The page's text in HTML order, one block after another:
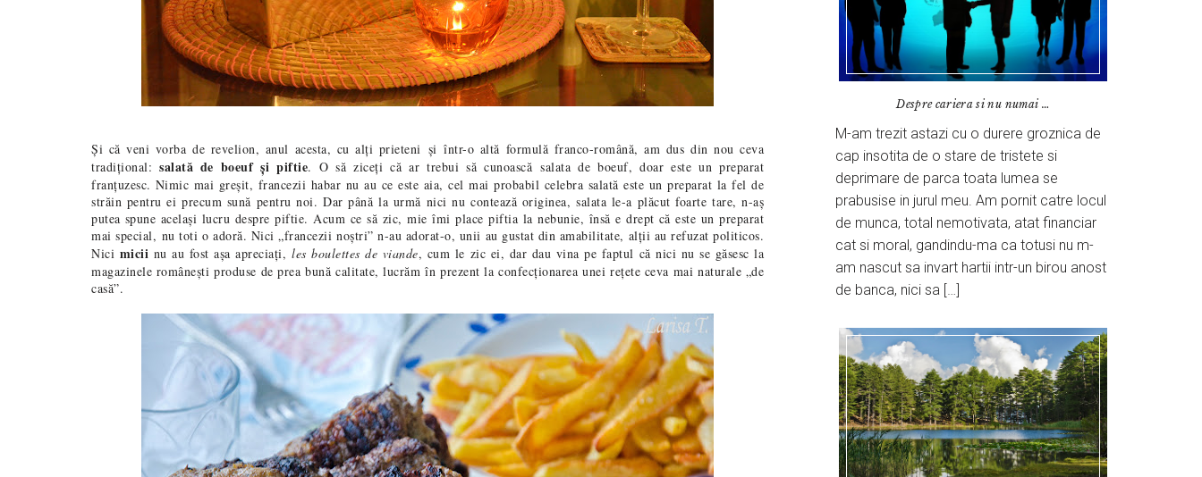
Și că veni vorba de revelion, anul acesta, cu alți prieteni și într-o altă formulă franco-română, am dus din nou ceva
tradițional: salată de boeuf și piftie. O să ziceți că ar trebui să cunoască salata de boeuf, doar este un preparat
franțuzesc. Nimic mai greșit, francezii habar nu au ce este aia, cel mai probabil celebra salată este un preparat la fel de
străin pentru ei precum sună pentru noi. Dar până la urmă nici nu contează originea, salata le-a plăcut foarte tare, n-aș
putea spune același lucru despre piftie. Acum ce să zic, mie îmi place piftia la nebunie, însă e drept că este un preparat
mai special, nu toti o adoră. Nici „francezii noștri” n-au adorat-o, unii au gustat din amabilitate, alții au refuzat politicos.
Nici micii nu au fost așa apreciați,les boulettes de viande, cum le zic ei, dar dau vina pe faptul că nici nu se găsesc la
magazinele românești produse de prea bună calitate, lucrăm în prezent la confecționarea unei rețete ceva mai naturale „de
casă”.
Despre cariera si nu numai …
M-am trezit astazi cu o durere groznica de
cap insotita de o stare de tristete si
deprimare de parca toata lumea se
prabusise in jurul meu. Am pornit catre locul
de munca, total nemotivata, atat financiar
cat si moral, gandindu-ma ca totusi nu m-
am nascut sa invart hartii intr-un birou anost
de banca, nici sa […]